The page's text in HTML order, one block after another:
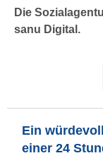
Die
sanu Digital.
Ein
einer 24